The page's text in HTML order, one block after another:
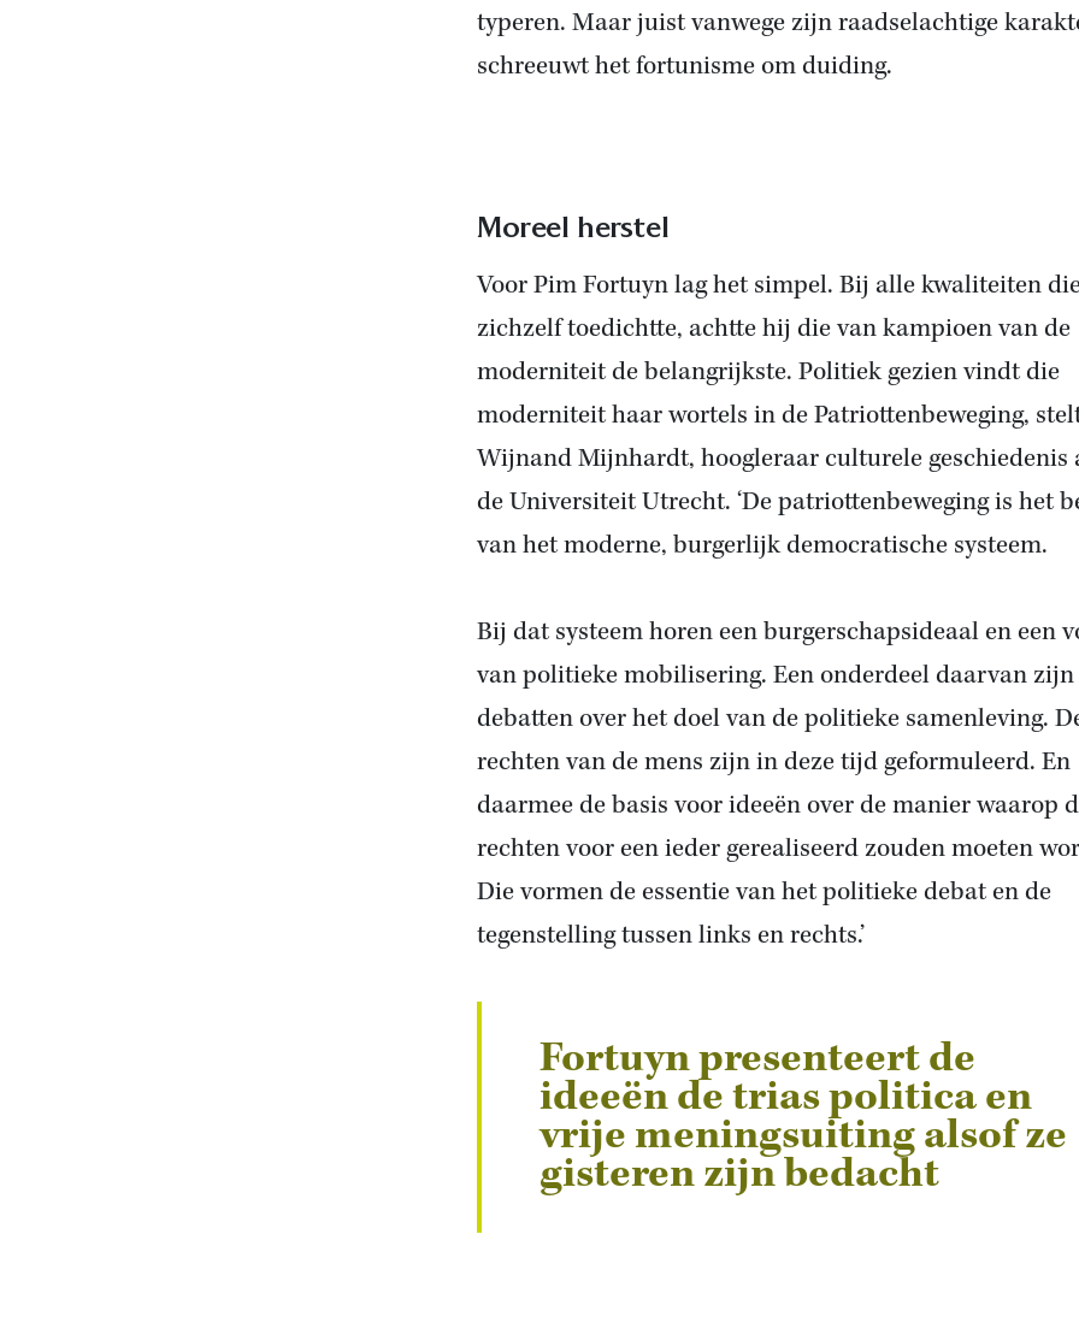
typeren. Maar juist vanwege zijn raadselachtige
schreeuwt het fortunisme om duiding.
Moreel herstel
Voor Pim Fortuyn lag het simpel. Bij alle kwaliteiten
zichzelf toedichtte, achtte hij die van kampioen van de
moderniteit de belangrijkste. Politiek gezien vindt die
moderniteit haar wortels in de Patriottenbeweging,
Wijnand Mijnhardt, hoogleraar culturele geschiedenis
de Universiteit Utrecht. ‘De patriottenbeweging is het
van het moderne, burgerlijk democratische systeem.
Bij dat systeem horen een burgerschapsideaal en een
van politieke mobilisering. Een onderdeel daarvan zijn
debatten over het doel van de politieke samenleving.
rechten van de mens zijn in deze tijd geformuleerd. En
daarmee de basis voor ideeën over de manier waarop
rechten voor een ieder gerealiseerd zouden moeten
Die vormen de essentie van het politieke debat en de
tegenstelling tussen links en rechts.’
Fortuyn presenteert de
ideeën de trias politica en
vrije meningsuiting alsof ze
gisteren zijn bedacht